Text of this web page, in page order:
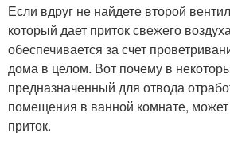
Если вдруг не найдете второй
который дает приток свежего
обеспечивается за счет
дома в целом. Вот почему в
предназначенный для отвода
помещения в ванной комнате, может
приток.